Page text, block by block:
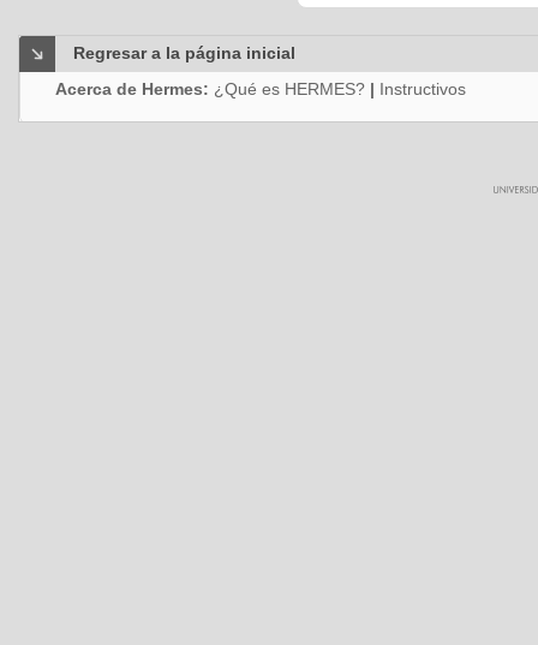
Regresar a la página inicial
Acerca de Hermes: ¿Qué es HERMES? | Instructivos